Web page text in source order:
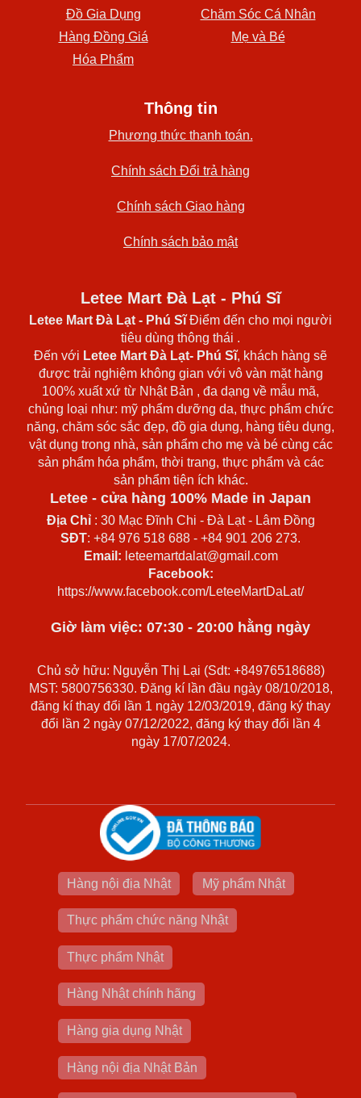
Đồ Gia Dụng
Chăm Sóc Cá Nhân
Hàng Đồng Giá
Mẹ và Bé
Hóa Phẩm
Thông tin
Phương thức thanh toán.
Chính sách Đổi trả hàng
Chính sách Giao hàng
Chính sách bảo mật
Letee Mart Đà Lạt - Phú Sĩ
Letee Mart Đà Lạt - Phú SĩĐiểm đến cho mọi người
tiêu dùng thông thái .
Đến với Letee Mart Đà Lạt- Phú Sĩ, khách hàng sẽ
được trải nghiệm không gian với vô vàn mặt hàng
100% xuất xứ từ Nhật Bản , đa dạng về mẫu mã,
chủng loại như: mỹ phẩm dưỡng da, thực phẩm chức
năng, chăm sóc sắc đẹp, đồ gia dụng, hàng tiêu dụng,
vật dụng trong nhà, sản phẩm cho mẹ và bé cùng các
sản phẩm hóa phẩm, thời trang, thực phẩm và các
sản phẩm tiện ích khác.
Letee - cửa hàng 100% Made in Japan
Địa Chỉ: 30 Mạc Đĩnh Chi - Đà Lạt - Lâm Đồng
SĐT: +84 976 518 688 - +84 901 206 273.
Email: leteemartdalat@gmail.com
Facebook:
https://www.facebook.com/LeteeMartDaLat/
Giờ làm việc: 07:30 - 20:00 hằng ngày
Chủ sở hữu: Nguyễn Thị Lại (Sdt: +84976518688)
MST: 5800756330. Đăng kí lần đầu ngày 08/10/2018,
đăng kí thay đổi lần 1 ngày 12/03/2019, đăng ký thay
đổi lần 2 ngày 07/12/2022, đăng ký thay đổi lần 4
ngày 17/07/2024.
Hàng nội địa Nhật Mỹ phẩm Nhật
Thực phẩm chức năng Nhật
Thực phẩm Nhật
Hàng Nhật chính hãng
Hàng gia dụng Nhật
Hàng nội địa Nhật Bản